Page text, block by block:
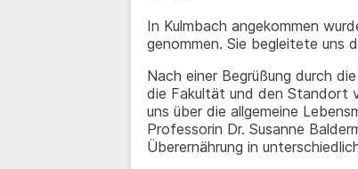
In Kulmbach angekommen
genommen. Sie begleitete uns
Nach einer Begrüßung durch
die Fakultät und den Standort
uns über die allgemeine
Professorin Dr. Susanne
Überernährung in